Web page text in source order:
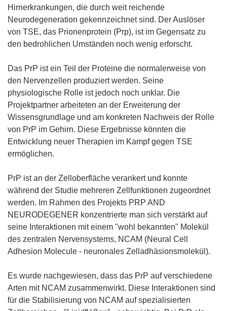
Hirnerkrankungen, die durch weit reichende
Neurodegeneration gekennzeichnet sind. Der Auslöser
von TSE, das Prionenprotein (Prp), ist im Gegensatz zu
den bedrohlichen Umständen noch wenig erforscht.
Das PrP ist ein Teil der Proteine die normalerweise von
den Nervenzellen produziert werden. Seine
physiologische Rolle ist jedoch noch unklar. Die
Projektpartner arbeiteten an der Erweiterung der
Wissensgrundlage und am konkreten Nachweis der Rolle
von PrP im Gehirn. Diese Ergebnisse könnten die
Entwicklung neuer Therapien im Kampf gegen TSE
ermöglichen.
PrP ist an der Zelloberfläche verankert und konnte
während der Studie mehreren Zellfunktionen zugeordnet
werden. Im Rahmen des Projekts PRP AND
NEURODEGENER konzentrierte man sich verstärkt auf
seine Interaktionen mit einem "wohl bekannten" Molekül
des zentralen Nervensystems, NCAM (Neural Cell
Adhesion Molecule - neuronales Zelladhäsionsmolekül).
Es wurde nachgewiesen, dass das PrP auf verschiedene
Arten mit NCAM zusammenwirkt. Diese Interaktionen sind
für die Stabilisierung von NCAM auf spezialisierten